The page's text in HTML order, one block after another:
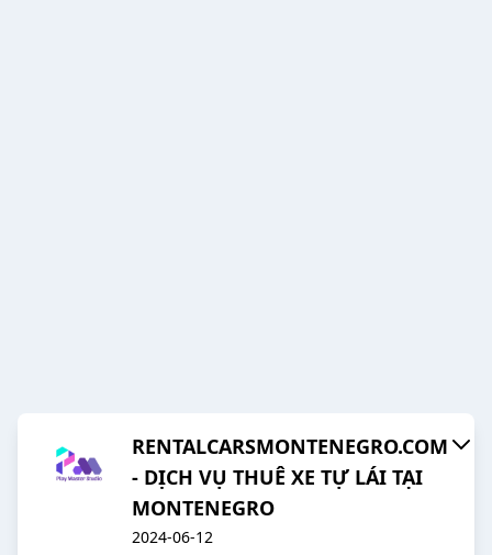
RENTALCARSMONTENEGRO.COM
- DỊCH VỤ THUÊ XE TỰ LÁI TẠI
MONTENEGRO
2024-06-12